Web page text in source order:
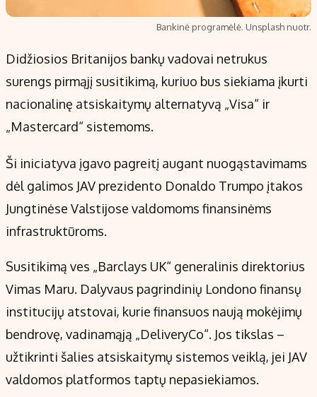
Bankinė programėlė. Unsplash nuotr.
Didžiosios Britanijos bankų vadovai netrukus
surengs pirmąjį susitikimą, kuriuo bus siekiama įkurti
nacionalinę atsiskaitymų alternatyvą „Visa“ ir
„Mastercard“ sistemoms.
Ši iniciatyva įgavo pagreitį augant nuogąstavimams
dėl galimos JAV prezidento Donaldo Trumpo įtakos
Jungtinėse Valstijose valdomoms finansinėms
infrastruktūroms.
Susitikimą ves „Barclays UK“ generalinis direktorius
Vimas Maru. Dalyvaus pagrindinių Londono finansų
institucijų atstovai, kurie finansuos naują mokėjimų
bendrovę, vadinamąją „DeliveryCo“. Jos tikslas –
užtikrinti šalies atsiskaitymų sistemos veiklą, jei JAV
valdomos platformos taptų nepasiekiamos.